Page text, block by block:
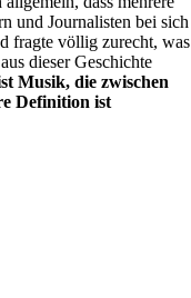
und Journalisten bei sich
fragte völlig zurecht, was
dieser Geschichte
Musik, die zwischen
Definition ist